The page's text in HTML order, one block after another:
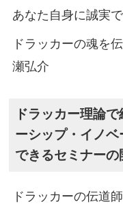
あなた自身に誠実
ドラッカーの魂を
瀬弘介
ドラッカー理論
ーシップ・イノ
できるセミナーの
ドラッカーの伝道